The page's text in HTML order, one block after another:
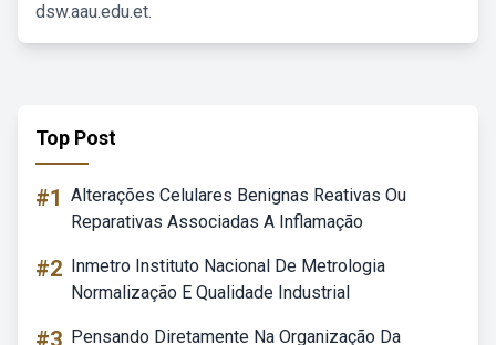
dsw.aau.edu.et.
Top Post
#1 Alterações Celulares Benignas Reativas Ou
Reparativas Associadas A Inflamação
#2 Inmetro Instituto Nacional De Metrologia
Normalização E Qualidade Industrial
#3 Pensando Diretamente Na Organização Da